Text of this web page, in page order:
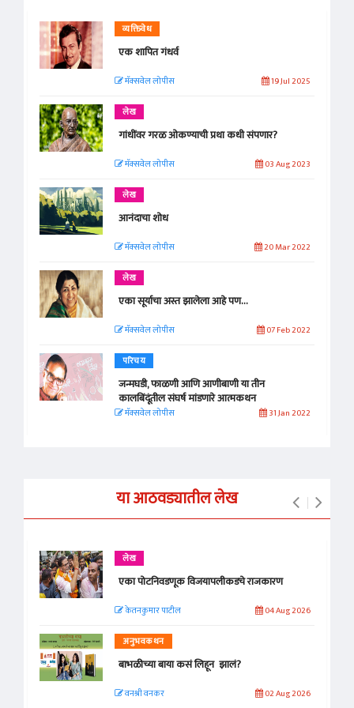
व्यक्तिवेध
एक शापित गंधर्व
मॅक्सवेल लोपीस 19 Jul 2025
लेख
गांधींवर गरळ ओकण्याची प्रथा कधी संपणार?
मॅक्सवेल लोपीस 03 Aug 2023
लेख
आनंदाचा शोध
मॅक्सवेल लोपीस 20 Mar 2022
लेख
एका सूर्याचा अस्त झालेला आहे पण…
मॅक्सवेल लोपीस 07 Feb 2022
परिचय
जन्मघडी, फाळणी आणि आणीबाणी या तीन
कालबिंदूंतील संघर्ष मांडणारे आत्मकथन
मॅक्सवेल लोपीस 31 Jan 2022
या आठवड्यातील लेख
लेख
एका पोटनिवडणूक विजयापलीकडचे राजकारण
केतनकुमार पाटील 04 Aug 2026
अनुभवकथन
बाभळीच्या बाया कसं लिहून झालं?
वनश्री वनकर 02 Aug 2026